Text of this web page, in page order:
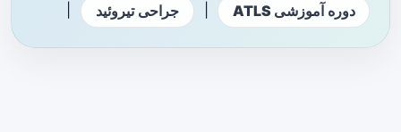
دوره آموزشی ATLS جراحی تیروئید